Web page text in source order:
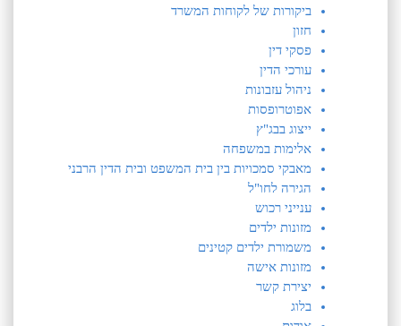
ביקורות של לקוחות המשרד
חזון
פסקי דין
עורכי הדין
ניהול עזבונות
אפוטרופסות
ייצוג בבג"ץ
אלימות במשפחה
מאבקי סמכויות בין בית המשפט ובית הדין הרבני
הגירה לחו"ל
ענייני רכוש
מזונות ילדים
משמורת ילדים קטינים
מזונות אישה
יצירת קשר
בלוג